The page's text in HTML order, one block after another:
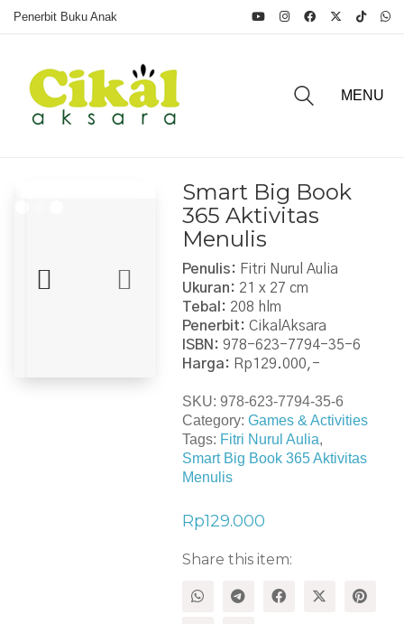
Penerbit Buku Anak
MENU
Smart Big Book
365 Aktivitas
Menulis
Penulis: Fitri Nurul Aulia
Ukuran: 21 x 27 cm
Tebal: 208 hlm
Penerbit: CikalAksara
ISBN: 978-623-7794-35-6
Harga: Rp129.000,-
SKU: 978-623-7794-35-6
Category: Games & Activities
Tags: Fitri Nurul Aulia,
Smart Big Book 365 Aktivitas
Menulis
Rp129.000
Share this item: